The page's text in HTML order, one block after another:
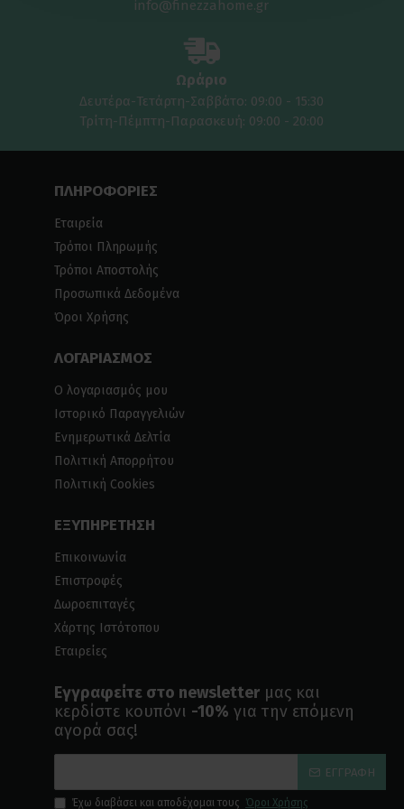
info@finezzahome.gr
Ωράριο
Δευτέρα-Τετάρτη-Σαββάτο: 09:00 - 15:30
Τρίτη-Πέμπτη-Παρασκευή: 09:00 - 20:00
ΠΛΗΡΟΦΟΡΙΕΣ
Εταιρεία
Τρόποι Πληρωμής
Τρόποι Αποστολής
Προσωπικά Δεδομένα
Όροι Χρήσης
ΛΟΓΑΡΙΑΣΜΟΣ
Ο λογαριασμός μου
Ιστορικό Παραγγελιών
Ενημερωτικά Δελτία
Πολιτική Απορρήτου
Πολιτική Cookies
ΕΞΥΠΗΡΕΤΗΣΗ
Επικοινωνία
Επιστροφές
Δωροεπιταγές
Χάρτης Ιστότοπου
Εταιρείες
Εγγραφείτε στο newsletter μας και
κερδίστε κουπόνι -10% για την επόμενη
αγορά σας!
ΕΓΓΡΑΦΉ
Έχω διαβάσει και αποδέχομαι τους Όροι Χρήσης